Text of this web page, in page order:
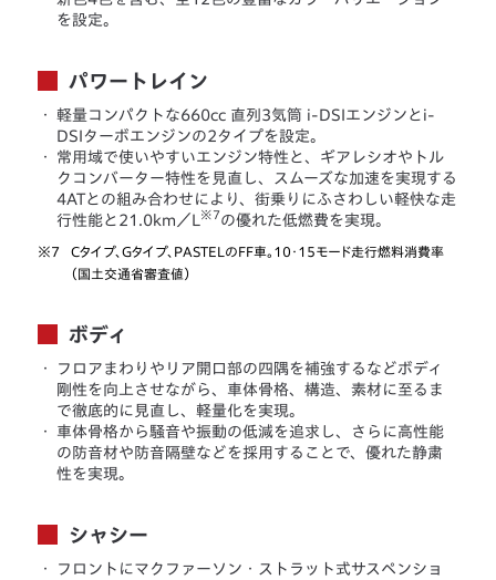
を設定。
パワートレイン
・
軽量コンパクトな660cc 直列3気筒 i-DSIエンジンとi-
DSIターボエンジンの2タイプを設定。
・
常用域で使いやすいエンジン特性と、ギアレシオやトル
クコンバーター特性を見直し、スムーズな加速を実現する
4ATとの組み合わせにより、街乗りにふさわしい軽快な走
行性能と21.0km／L ※7の優れた低燃費を実現。
※7
Cタイプ、Gタイプ、PASTELのFF車。10・15モード走行燃料消費率
（国土交通省審査値）
ボディ
・
フロアまわりやリア開口部の四隅を補強するなどボディ
剛性を向上させながら、車体骨格、構造、素材に至るま
で徹底的に見直し、軽量化を実現。
・
車体骨格から騒音や振動の低減を追求し、さらに高性能
の防音材や防音隔壁などを採用することで、優れた静粛
性を実現。
シャシー
・
フロントにマクファーソン・ストラット式サスペンショ